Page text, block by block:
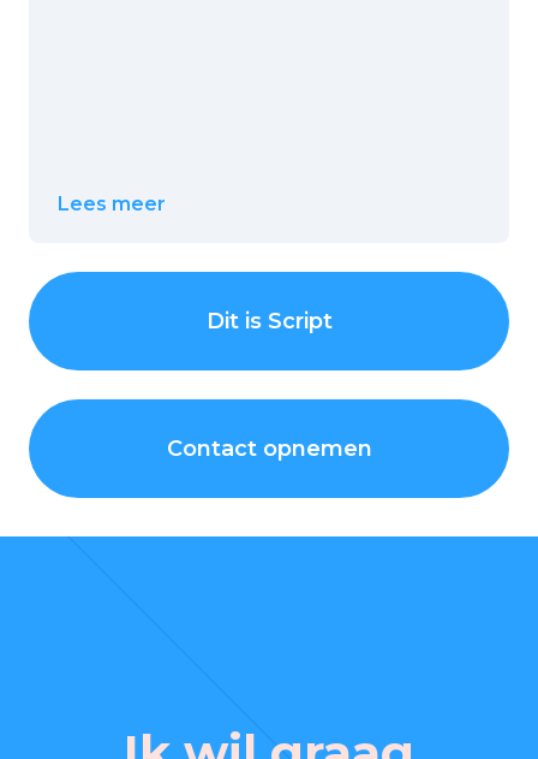
Lees meer
Dit is Script
Contact opnemen